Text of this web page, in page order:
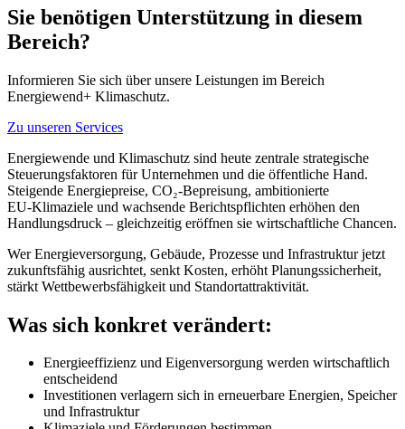
Sie benötigen Unterstützung in diesem
Bereich?
Informieren Sie sich über unsere Leistungen im Bereich
Energiewend+ Klimaschutz.
Zu unseren Services
Energiewende und Klimaschutz sind heute zentrale strategische
Steuerungsfaktoren für Unternehmen und die öffentliche Hand.
Steigende Energiepreise, CO₂-Bepreisung, ambitionierte
EU‑Klimaziele und wachsende Berichtspflichten erhöhen den
Handlungsdruck – gleichzeitig eröffnen sie wirtschaftliche Chancen.
Wer Energieversorgung, Gebäude, Prozesse und Infrastruktur jetzt
zukunftsfähig ausrichtet, senkt Kosten, erhöht Planungssicherheit,
stärkt Wettbewerbsfähigkeit und Standortattraktivität.
Was sich konkret verändert:
Energieeffizienz und Eigenversorgung werden wirtschaftlich
entscheidend
Investitionen verlagern sich in erneuerbare Energien, Speicher
und Infrastruktur